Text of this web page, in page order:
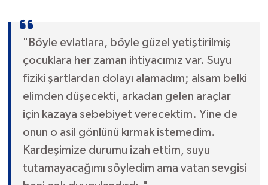
"Böyle evlatlara, böyle güzel yetiştirilmiş
çocuklara her zaman ihtiyacımız var. Suyu
fiziki şartlardan dolayı alamadım; alsam belki
elimden düşecekti, arkadan gelen araçlar
için kazaya sebebiyet verecektim. Yine de
onun o asil gönlünü kırmak istemedim.
Kardeşimize durumu izah ettim, suyu
tutamayacağımı söyledim ama vatan sevgisi